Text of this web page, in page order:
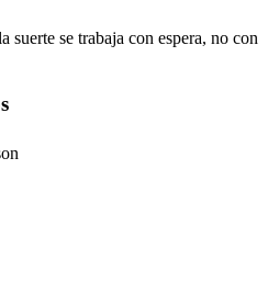
suerte se trabaja con espera, no con